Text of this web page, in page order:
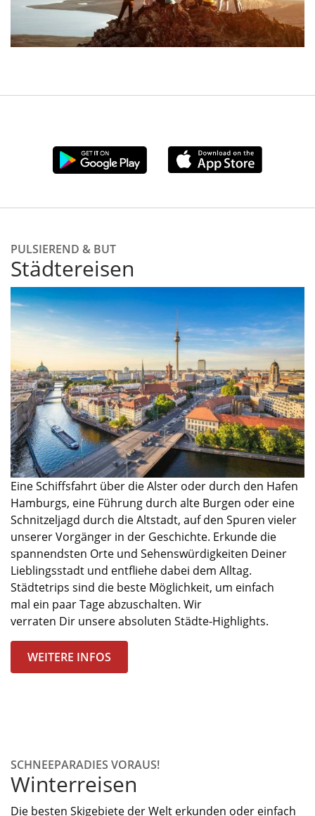
PULSIEREND & BUT
Städtereisen
Eine Schiffsfahrt über die Alster oder durch den Hafen
Hamburgs, eine Führung durch alte Burgen oder eine
Schnitzeljagd durch die Altstadt, auf den Spuren vieler
unserer Vorgänger in der Geschichte. Erkunde die
spannendsten Orte und Sehenswürdigkeiten Deiner
Lieblingsstadt und entfliehe dabei dem Alltag.
Städtetrips sind die beste Möglichkeit, um einfach
mal ein paarTageabzuschalten. Wir
verraten Dir unsereabsoluten Städte-Highlights.
WEITERE INFOS
SCHNEEPARADIES VORAUS!
Winterreisen
Die besten Skigebiete der Welt erkunden oder einfach